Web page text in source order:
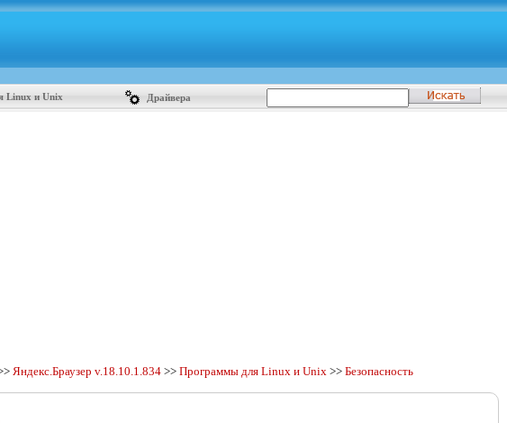
Linux и Unix Драйвера
Яндекс.Браузер v.18.10.1.834 >> Программы для Linux и Unix >> Безопасность